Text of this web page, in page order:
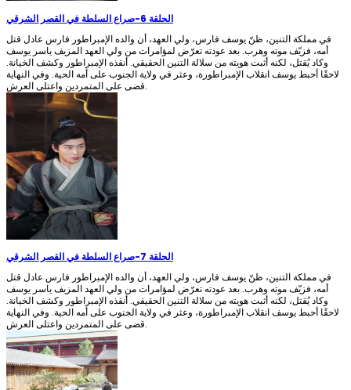
الحلقة 6 -صراع السلطة في القصر الشرقي
في مملكة التنين، ظنّ يوسف فارس، ولي العهد، أن والده الإمبراطور فارس عادل قتل
أمه، فزيّف موته وهرب. بعد عودته تعرّض لمؤامرات من ولي العهد المزيف ياسر يوسف
وكاد يُقتل، لكنه أثبت هويته من سلالة التنين الحقيقي. أنقذه الإمبراطور وكشف الخيانة.
لاحقًا أحبط يوسف انقلاب الإمبراطورة، وعثر في ولاية الجنوب على أمه الحية. وفي النهاية
الحلقة 7 -صراع السلطة في القصر الشرقي
في مملكة التنين، ظنّ يوسف فارس، ولي العهد، أن والده الإمبراطور فارس عادل قتل
أمه، فزيّف موته وهرب. بعد عودته تعرّض لمؤامرات من ولي العهد المزيف ياسر يوسف
وكاد يُقتل، لكنه أثبت هويته من سلالة التنين الحقيقي. أنقذه الإمبراطور وكشف الخيانة.
لاحقًا أحبط يوسف انقلاب الإمبراطورة، وعثر في ولاية الجنوب على أمه الحية. وفي النهاية
قضى على المتمردين واعتلى العرش.